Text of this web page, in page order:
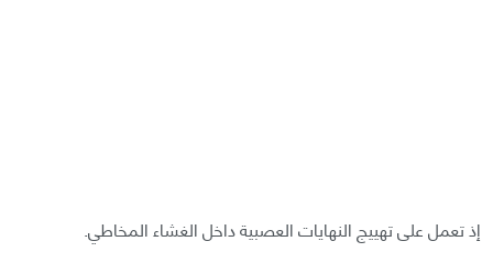
إذ تعمل على تهييج النهايات العصبية داخل الغشاء المخاطي.